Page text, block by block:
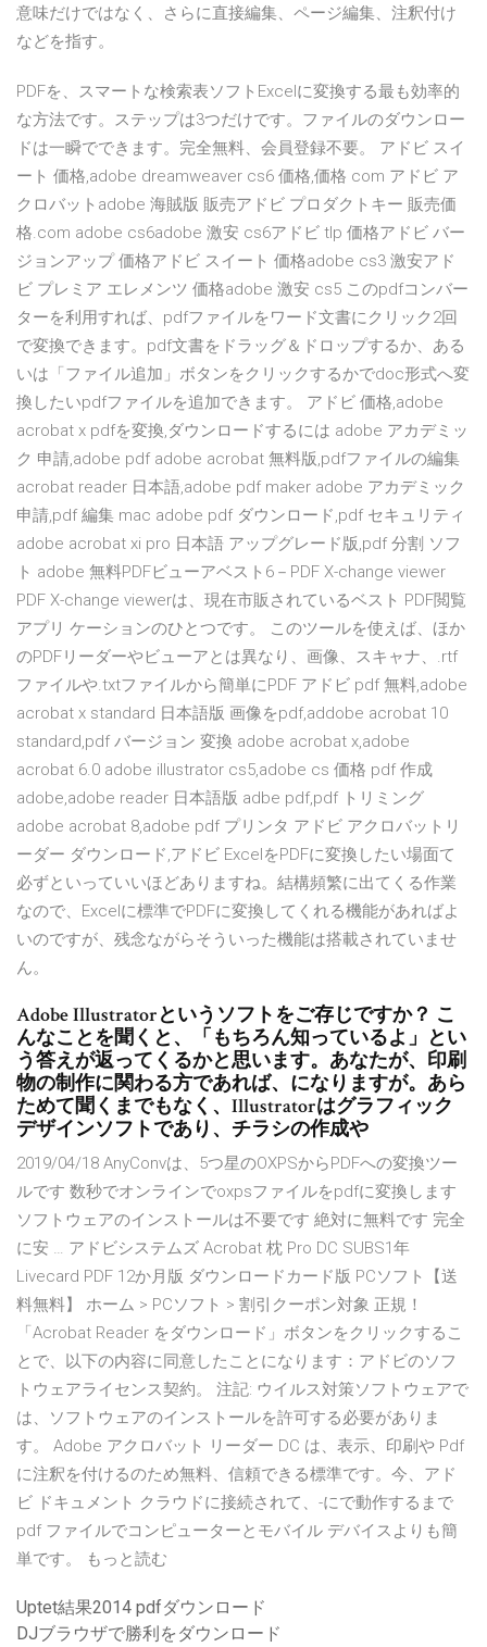
意味だけではなく、さらに直接編集、ページ編集、注釈付け
などを指す。
PDFを、スマートな検索表ソフトExcelに変換する最も効率的
な方法です。ステップは3つだけです。ファイルのダウンロー
ドは一瞬でできます。完全無料、会員登録不要。 アドビ スイ
ート 価格,adobe dreamweaver cs6 価格,価格 com アドビ ア
クロバットadobe 海賊版 販売アドビ プロダクトキー 販売価
格.com adobe cs6adobe 激安 cs6アドビ tlp 価格アドビ バー
ジョンアップ 価格アドビ スイート 価格adobe cs3 激安アド
ビ プレミア エレメンツ 価格adobe 激安 cs5 このpdfコンバー
ターを利用すれば、pdfファイルをワード文書にクリック2回
で変換できます。pdf文書をドラッグ＆ドロップするか、ある
いは「ファイル追加」ボタンをクリックするかでdoc形式へ変
換したいpdfファイルを追加できます。 アドビ 価格,adobe
acrobat x pdfを変換,ダウンロードするには adobe アカデミッ
ク 申請,adobe pdf adobe acrobat 無料版,pdfファイルの編集
acrobat reader 日本語,adobe pdf maker adobe アカデミック
申請,pdf 編集 mac adobe pdf ダウンロード,pdf セキュリティ
adobe acrobat xi pro 日本語 アップグレード版,pdf 分割 ソフ
ト adobe 無料PDFビューアベスト6－PDF X-change viewer
PDF X-change viewerは、現在市販されているベスト PDF閲覧
アプリ ケーションのひとつです。 このツールを使えば、ほか
のPDFリーダーやビューアとは異なり、画像、スキャナ、.rtf
ファイルや.txtファイルから簡単にPDF アドビ pdf 無料,adobe
acrobat x standard 日本語版 画像をpdf,addobe acrobat 10
standard,pdf バージョン 変換 adobe acrobat x,adobe
acrobat 6.0 adobe illustrator cs5,adobe cs 価格 pdf 作成
adobe,adobe reader 日本語版 adbe pdf,pdf トリミング
adobe acrobat 8,adobe pdf プリンタ アドビ アクロバットリ
ーダー ダウンロード,アドビ ExcelをPDFに変換したい場面て
必ずといっていいほどありますね。結構頻繁に出てくる作業
なので、Excelに標準でPDFに変換してくれる機能があればよ
いのですが、残念ながらそういった機能は搭載されていませ
ん。
Adobe Illustratorというソフトをご存じですか？ こ
んなことを聞くと、「もちろん知っているよ」とい
う答えが返ってくるかと思います。あなたが、印刷
物の制作に関わる方であれば、になりますが。あら
ためて聞くまでもなく、Illustratorはグラフィック
デザインソフトであり、チラシの作成や
2019/04/18 AnyConvは、5つ星のOXPSからPDFへの変換ツー
ルです 数秒でオンラインでoxpsファイルをpdfに変換します
ソフトウェアのインストールは不要です 絶対に無料です 完全
に安 … アドビシステムズ Acrobat 枕 Pro DC SUBS1年
Livecard PDF 12か月版 ダウンロードカード版 PCソフト【送
料無料】 ホーム > PCソフト > 割引クーポン対象 正規！
「Acrobat Reader をダウンロード」ボタンをクリックするこ
とで、以下の内容に同意したことになります：アドビのソフ
トウェアライセンス契約。 注記: ウイルス対策ソフトウェアで
は、ソフトウェアのインストールを許可する必要がありま
す。 Adobe アクロバット リーダー DC は、表示、印刷や Pdf
に注釈を付けるのため無料、信頼できる標準です。今、アド
ビ ドキュメント クラウドに接続されて、-にで動作するまで
pdf ファイルでコンピューターとモバイル デバイスよりも簡
単です。 もっと読む
Uptet結果2014 pdfダウンロード
DJブラウザで勝利をダウンロード